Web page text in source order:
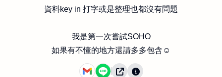
資料key in 打字或是整理也都沒有問題
我是第一次嘗試SOHO
如果有不懂的地方還請多多包含☺️